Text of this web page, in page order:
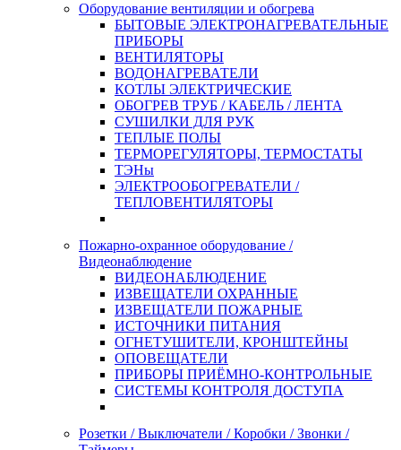
Оборудование вентиляции и обогрева
БЫТОВЫЕ ЭЛЕКТРОНАГРЕВАТЕЛЬНЫЕ
ПРИБОРЫ
ВЕНТИЛЯТОРЫ
ВОДОНАГРЕВАТЕЛИ
КОТЛЫ ЭЛЕКТРИЧЕСКИЕ
ОБОГРЕВ ТРУБ / КАБЕЛЬ / ЛЕНТА
СУШИЛКИ ДЛЯ РУК
ТЕПЛЫЕ ПОЛЫ
ТЕРМОРЕГУЛЯТОРЫ, ТЕРМОСТАТЫ
ТЭНы
ЭЛЕКТРООБОГРЕВАТЕЛИ /
ТЕПЛОВЕНТИЛЯТОРЫ
Пожарно-охранное оборудование /
Видеонаблюдение
ВИДЕОНАБЛЮДЕНИЕ
ИЗВЕЩАТЕЛИ ОХРАННЫЕ
ИЗВЕЩАТЕЛИ ПОЖАРНЫЕ
ИСТОЧНИКИ ПИТАНИЯ
ОГНЕТУШИТЕЛИ, КРОНШТЕЙНЫ
ОПОВЕЩАТЕЛИ
ПРИБОРЫ ПРИЁМНО-КОНТРОЛЬНЫЕ
СИСТЕМЫ КОНТРОЛЯ ДОСТУПА
Розетки / Выключатели / Коробки / Звонки /